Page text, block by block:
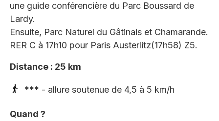
une guide conférencière du Parc Boussard de
Lardy.
Ensuite, Parc Naturel du Gâtinais et Chamarande.
RER C à 17h10 pour Paris Austerlitz(17h58) Z5.
Distance : 25 km
*** - allure soutenue de 4,5 à 5 km/h
Quand ?